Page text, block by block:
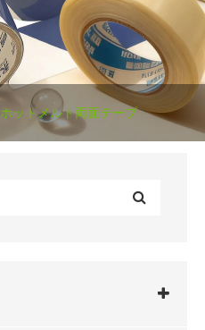
ホットメルト両面テープ